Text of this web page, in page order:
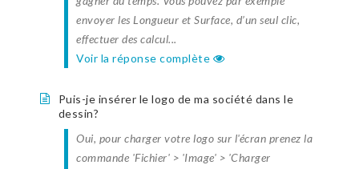
envoyer les Longueur et Surface, d’un seul clic,
effectuer des calcul...
Voir la réponse complète
Puis-je insérer le logo de ma société dans le
dessin?
Oui, pour charger votre logo sur l'écran prenez la
commande 'Fichier' > 'Image' > 'Charger